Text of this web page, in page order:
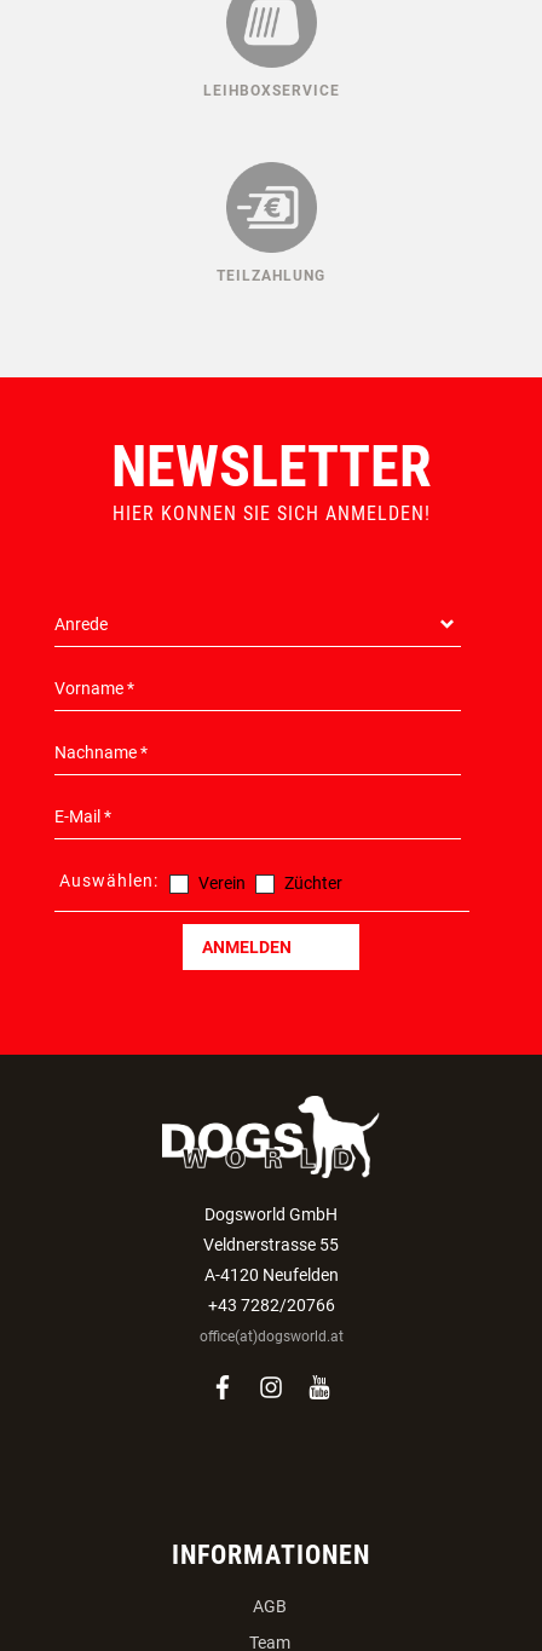
LEIHBOXSERVICE
TEILZAHLUNG
NEWSLETTER
HIER KONNEN SIE SICH ANMELDEN!
Auswählen: Verein Züchter
ANMELDEN
Dogsworld GmbH
Veldnerstrasse 55
A-4120 Neufelden
+43 7282/20766
office(at)dogsworld.at
facebook
instagram
youtube
INFORMATIONEN
AGB
Team